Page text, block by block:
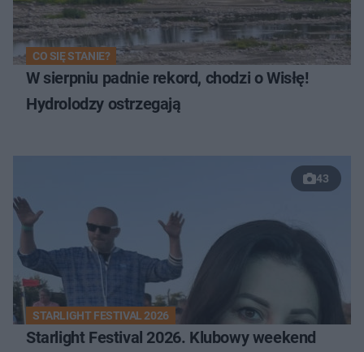
CO SIĘ STANIE?
W sierpniu padnie rekord, chodzi o Wisłę!
Hydrolodzy ostrzegają
43
STARLIGHT FESTIVAL 2026
Starlight Festival 2026. Klubowy weekend